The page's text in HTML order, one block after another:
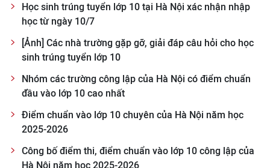
Học sinh trúng tuyển lớp 10 tại Hà Nội xác nhận nhập
học từ ngày 10/7
[Ảnh] Các nhà trường gặp gỡ, giải đáp câu hỏi cho học
sinh trúng tuyển lớp 10
Nhóm các trường công lập của Hà Nội có điểm chuẩn
đầu vào lớp 10 cao nhất
Điểm chuẩn vào lớp 10 chuyên của Hà Nội năm học
2025-2026
Công bố điểm thi, điểm chuẩn vào lớp 10 công lập của
Hà Nội năm học 2025-2026